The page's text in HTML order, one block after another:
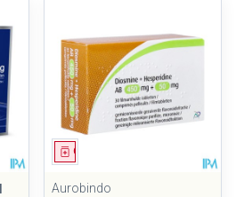
Geneesmiddel
Aurobindo